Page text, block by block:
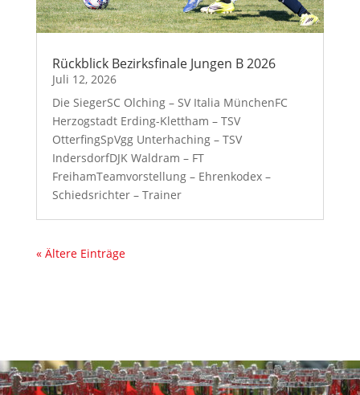
Rückblick Bezirksfinale Jungen B 2026
Juli 12, 2026
Die SiegerSC Olching – SV Italia MünchenFC
Herzogstadt Erding-Klettham – TSV
OtterfingSpVgg Unterhaching – TSV
IndersdorfDJK Waldram – FT
FreihamTeamvorstellung – Ehrenkodex –
Schiedsrichter – Trainer
« Ältere Einträge